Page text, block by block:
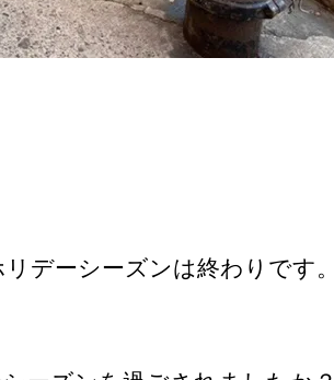
デーシーズンは終わりです。